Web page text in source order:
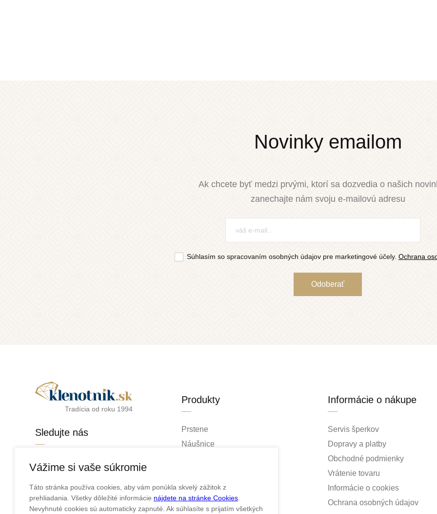
Novinky emailom
Ak chcete byť medzi prvými, ktorí sa dozvedia o našich
zanechajte nám svoju e-mailovú adresu
Súhlasím so spracovaním osobných údajov pre marketingové účely. Ochrana
Tradícia od roku 1994
Sledujte nás
facebook
Produkty
Prstene
Náušnice
Náramky
Náhrdelníky
Informácie o nákupe
Servis šperkov
Dopravy a platby
Obchodné podmienky
Vrátenie tovaru
Informácie o cookies
Ochrana osobných údajov
Vážime si vaše súkromie
Táto stránka používa cookies, aby vám ponúkla skvelý zážitok z
prehliadania. Všetky dôležité informácie nájdete na stránke Cookies
Nevyhnuté cookies sú automaticky zapnuté. Ak súhlasíte s prijatím všetkých